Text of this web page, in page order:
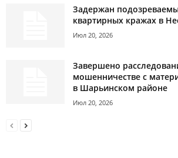
Задержан
квартирных кражах в
Июл 20, 2026
Завершено
мошенничестве с
в Шарьинском районе
Июл 20, 2026